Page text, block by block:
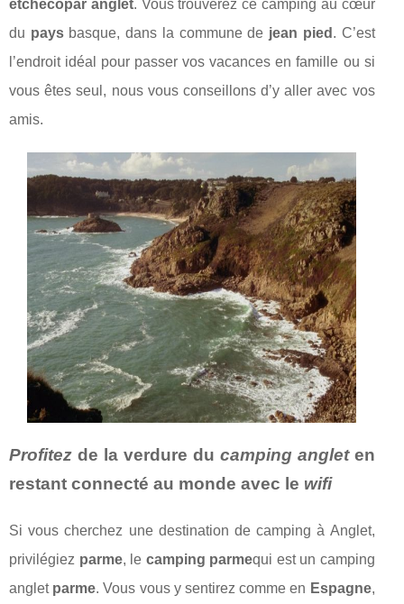
etchecopar anglet. Vous trouverez ce camping au cœur
du paysbasque, dans la commune de jean pied . C’est
l’endroit idéal pour passer vos vacances en famille ou si
vous êtes seul, nous vous conseillons d’y aller avec vos
amis.
Profitez de la verdure du camping angleten
restant connecté au monde avec le wifi
Si vous cherchez une destination de camping à Anglet,
privilégiez parme, le camping parmequi est un camping
anglet parme. Vous vous y sentirez comme en Espagne,